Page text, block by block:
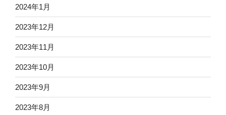
2024年1月
2023年12月
2023年11月
2023年10月
2023年9月
2023年8月